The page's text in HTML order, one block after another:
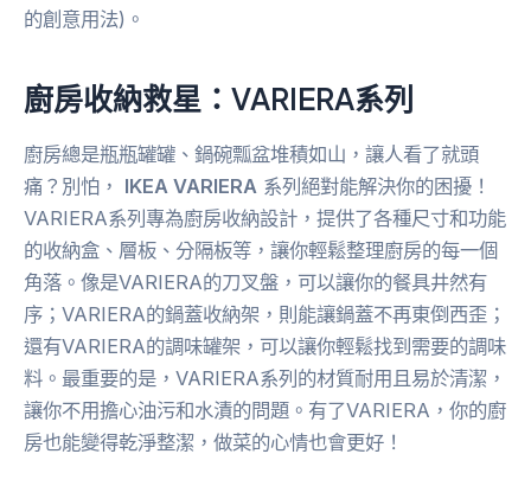
的創意用法)。
廚房收納救星： VARIERA系列
廚房總是瓶瓶罐罐、鍋碗瓢盆堆積如山，讓人看了就頭
痛？別怕， IKEA VARIERA 系列絕對能解決你的困擾！
VARIERA系列專為廚房收納設計，提供了各種尺寸和功能
的收納盒、層板、分隔板等，讓你輕鬆整理廚房的每一個
角落。像是VARIERA的刀叉盤，可以讓你的餐具井然有
序；VARIERA的鍋蓋收納架，則能讓鍋蓋不再東倒西歪；
還有VARIERA的調味罐架，可以讓你輕鬆找到需要的調味
料。最重要的是，VARIERA系列的材質耐用且易於清潔，
讓你不用擔心油污和水漬的問題。有了VARIERA，你的廚
房也能變得乾淨整潔，做菜的心情也會更好！